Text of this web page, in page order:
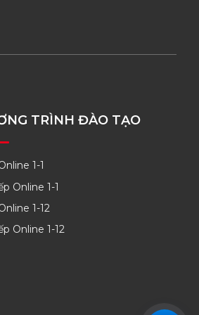
TRÌNH ĐÀO TẠO
1-1
Online 1-1
1-12
Online 1-12